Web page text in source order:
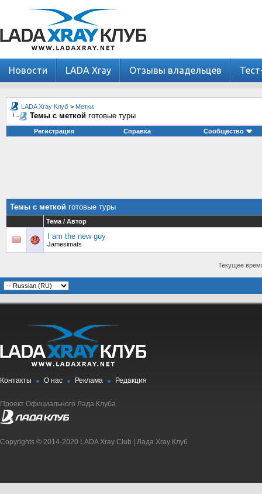
Новости LADA Xray Отзывы владельцев
LADA Xray Клуб > Метки
Темы с меткой готовые туры
Регистрация Справка Сообщество
Темы с меткой готовые туры
Тема / Автор
I am the new guy
Jamesimats
Текущее
Контакты О нас Реклама Редакция
Проект Официального Лада Клуба
Copyrights © 2014-2020 LADA Xray Club | Лада Xray Клуб